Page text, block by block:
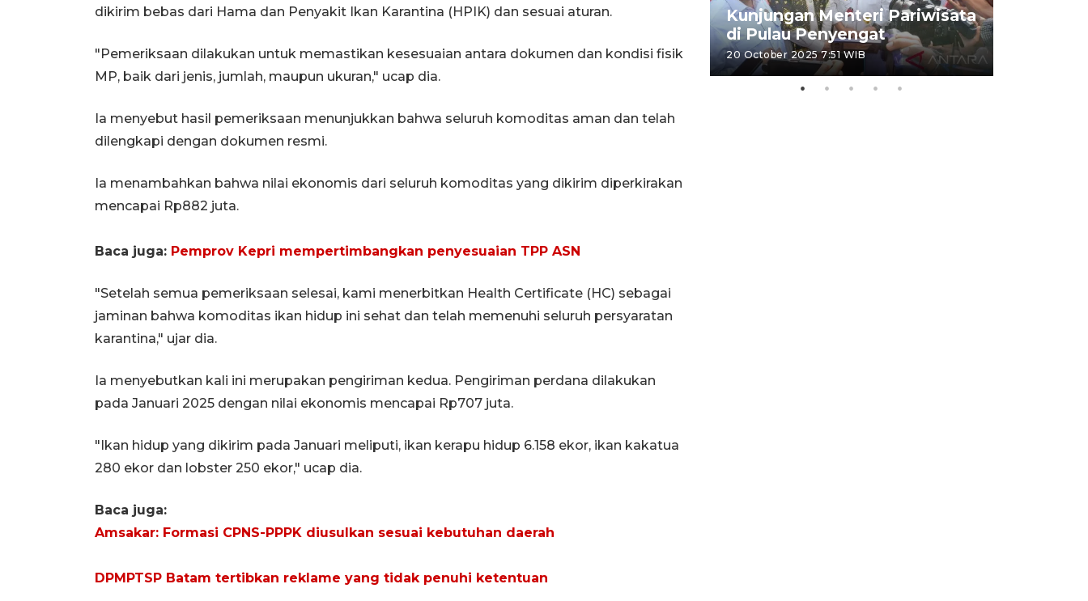
dikirim bebas dari Hama dan Penyakit Ikan Karantina (HPIK) dan sesuai aturan.
"Pemeriksaan dilakukan untuk memastikan kesesuaian antara dokumen dan kondisi fisik
MP, baik dari jenis, jumlah, maupun ukuran," ucap dia.
Ia menyebut hasil pemeriksaan menunjukkan bahwa seluruh komoditas aman dan telah
dilengkapi dengan dokumen resmi.
Ia menambahkan bahwa nilai ekonomis dari seluruh komoditas yang dikirim diperkirakan
mencapai Rp882 juta.
Baca juga: Pemprov Kepri mempertimbangkan penyesuaian TPP ASN
"Setelah semua pemeriksaan selesai, kami menerbitkan Health Certificate (HC) sebagai
jaminan bahwa komoditas ikan hidup ini sehat dan telah memenuhi seluruh persyaratan
karantina," ujar dia.
Ia menyebutkan kali ini merupakan pengiriman kedua. Pengiriman perdana dilakukan
pada Januari 2025 dengan nilai ekonomis mencapai Rp707 juta.
"Ikan hidup yang dikirim pada Januari meliputi, ikan kerapu hidup 6.158 ekor, ikan kakatua
280 ekor dan lobster 250 ekor," ucap dia.
Baca juga:
Amsakar: Formasi CPNS-PPPK diusulkan sesuai kebutuhan daerah
DPMPTSP Batam tertibkan reklame yang tidak penuhi ketentuan
Distribusi logistik pemilu
08 February 2024 15:30 WIB, 2024
Kunjungan Menteri Pariwisata
di Pulau Penyengat
20 October 2025 7:51 WIB